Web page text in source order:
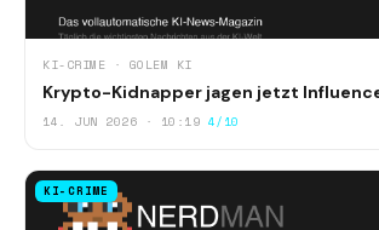
KI-CRIME · GOLEM KI
Krypto-Kidnapper jagen jetzt
14. JUN 2026 · 10:19 4/10
KI-CRIME